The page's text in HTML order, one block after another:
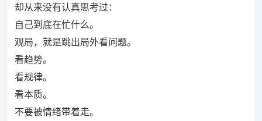
却从来没有认真思考过：
自己到底在忙什么。
观局，就是跳出局外看问题。
看趋势。
看规律。
看本质。
不要被情绪带着走。